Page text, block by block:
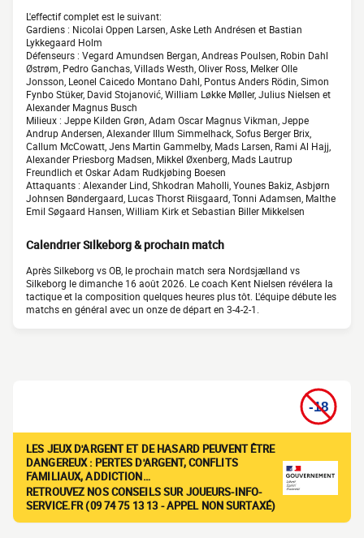
L'effectif complet est le suivant:
Gardiens : Nicolai Oppen Larsen, Aske Leth Andrésen et Bastian
Lykkegaard Holm
Défenseurs : Vegard Amundsen Bergan, Andreas Poulsen, Robin Dahl
Østrøm, Pedro Ganchas, Villads Westh, Oliver Ross, Melker Olle
Jonsson, Leonel Caicedo Montano Dahl, Pontus Anders Rödin, Simon
Fynbo Stüker, David Stojanović, William Løkke Møller, Julius Nielsen et
Alexander Magnus Busch
Milieux : Jeppe Kilden Grøn, Adam Oscar Magnus Vikman, Jeppe
Andrup Andersen, Alexander Illum Simmelhack, Sofus Berger Brix,
Callum McCowatt, Jens Martin Gammelby, Mads Larsen, Rami Al Hajj,
Alexander Priesborg Madsen, Mikkel Øxenberg, Mads Lautrup
Freundlich et Oskar Adam Rudkjøbing Boesen
Attaquants : Alexander Lind, Shkodran Maholli, Younes Bakiz, Asbjørn
Johnsen Bøndergaard, Lucas Thorst Riisgaard, Tonni Adamsen, Malthe
Emil Søgaard Hansen, William Kirk et Sebastian Biller Mikkelsen
Calendrier Silkeborg & prochain match
Après Silkeborg vs OB, le prochain match sera Nordsjælland vs
Silkeborg le dimanche 16 août 2026. Le coach Kent Nielsen révélera la
tactique et la composition quelques heures plus tôt. L'équipe débute les
matchs en général avec un onze de départ en 3-4-2-1.
LES JEUX D'ARGENT ET DE HASARD PEUVENT ÊTRE
DANGEREUX : PERTES D'ARGENT, CONFLITS
FAMILIAUX, ADDICTION…
RETROUVEZ NOS CONSEILS SUR JOUEURS-INFO-
SERVICE.FR (09 74 75 13 13 - APPEL NON SURTAXÉ)